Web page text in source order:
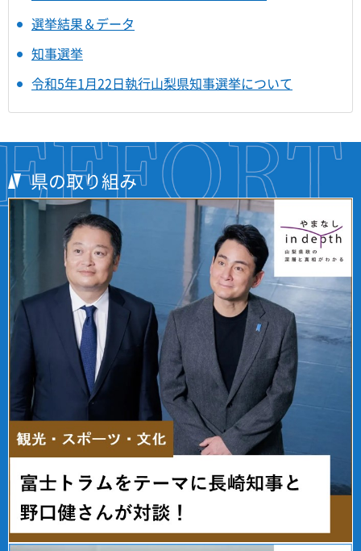
選挙結果＆データ
知事選挙
令和5年1月22日執行山梨県知事選挙について
県の取り組み